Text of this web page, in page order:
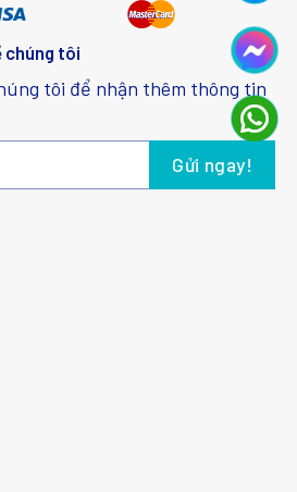
chúng tôi
tôi để nhận thêm thông tin